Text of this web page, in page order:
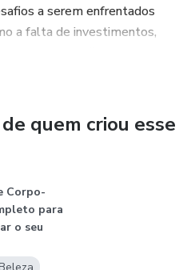
sucesso: Se você é uma
produto é o guia
o suporte
você terá todas as
a serem enfrentados
a falta de investimentos,
quem criou esse
Corpo-
para
o seu